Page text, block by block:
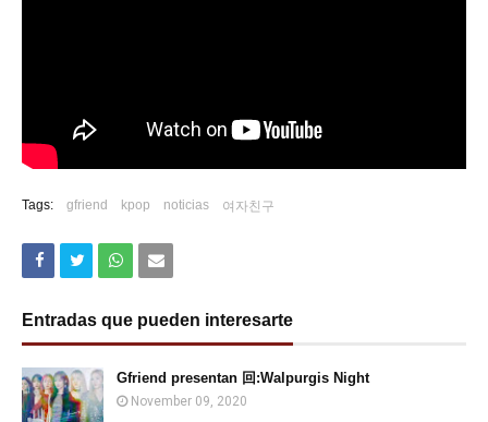
Tags: gfriend kpop noticias 여자친구
Entradas que pueden interesarte
Gfriend presentan 回:Walpurgis Night
November 09, 2020